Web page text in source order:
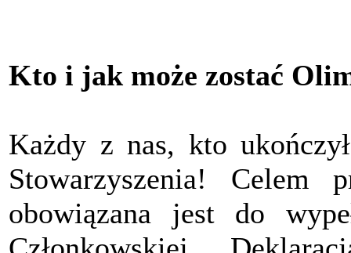
Kto i jak może zostać
Każdy z nas, kto
Stowarzyszenia! Celem
obowiązana jest do